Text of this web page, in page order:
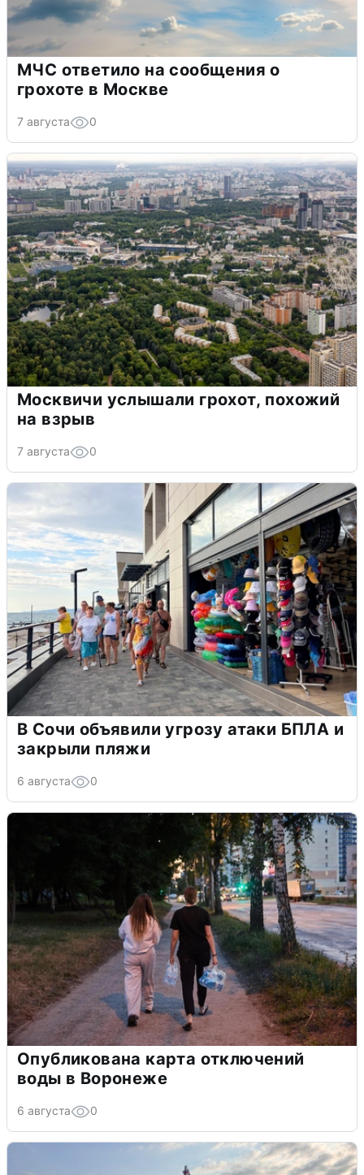
МЧС ответило на сообщения о
грохоте в Москве
7 августа 0
Москвичи услышали грохот, похожий
на взрыв
7 августа 0
В Сочи объявили угрозу атаки БПЛА и
закрыли пляжи
6 августа 0
Опубликована карта отключений
воды в Воронеже
6 августа 0